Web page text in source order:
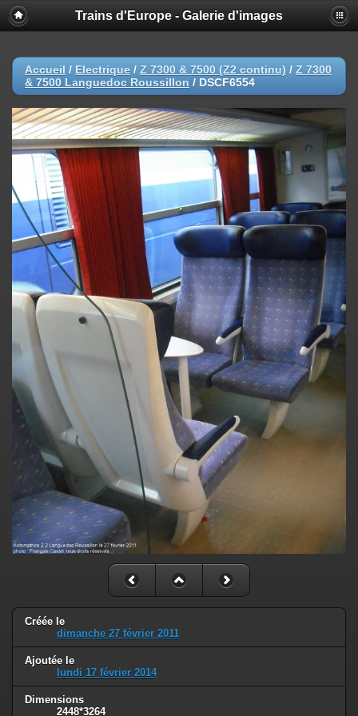
Trains d'Europe - Galerie d'images
Accueil / Electrique / Z 7300 & 7500 (Z2 continu) / Z 7300
& 7500 Languedoc Roussillon / DSCF6554
Créée le
dimanche 27 février 2011
Ajoutée le
lundi 17 février 2014
Dimensions
2448*3264